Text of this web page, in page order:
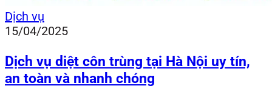
Dịch vụ
15/04/2025
Dịch vụ diệt côn trùng tại Hà Nội uy tín,
an toàn và nhanh chóng